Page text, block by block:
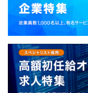
・残業代
・交通費支給
・役職手当
・出張手当
・特別技術手当 ※実
毎月支給致します。
《研修内容》
■Windowsの画面上
ョンの個人開発
■Web上で動作する
の実施 など
※学習できる技術は
動。
の学習を取り入れ
ます。